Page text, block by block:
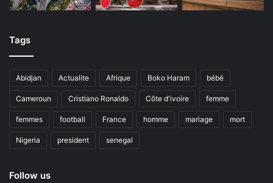
Tags
Abidjan Actualite Afrique Boko Haram bébé
Cameroun Cristiano Ronaldo Côte d'ivoire femme
femmes football France homme mariage mort
Nigeria president senegal
Follow us